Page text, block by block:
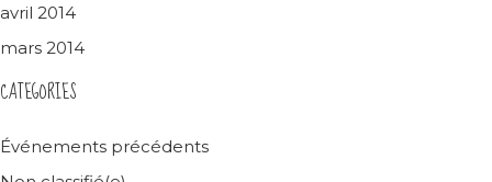
avril 2014
mars 2014
CATEGORIES
Événements précédents